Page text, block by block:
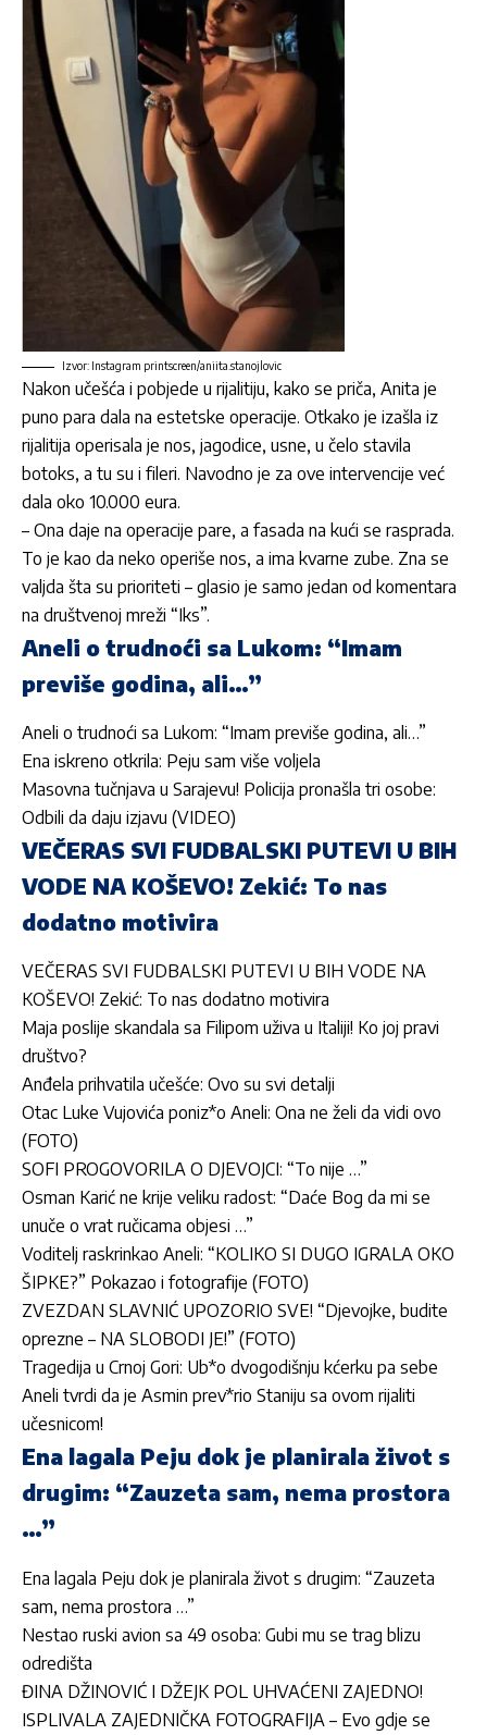
Izvor: Instagram printscreen/aniita.stanojlovic
Nakon učešća i pobjede u rijalitiju, kako se priča, Anita je
puno para dala na estetske operacije. Otkako je izašla iz
rijalitija operisala je nos, jagodice, usne, u čelo stavila
botoks, a tu su i fileri. Navodno je za ove intervencije već
dala oko 10.000 eura.
– Ona daje na operacije pare, a fasada na kući se rasprada.
To je kao da neko operiše nos, a ima kvarne zube. Zna se
valjda šta su prioriteti – glasio je samo jedan od komentara
na društvenoj mreži “Iks”.
Aneli o trudnoći sa Lukom: “Imam
previše godina, ali…”
Aneli o trudnoći sa Lukom: “Imam previše godina, ali…”
Ena iskreno otkrila: Peju sam više voljela
Masovna tučnjava u Sarajevu! Policija pronašla tri osobe:
Odbili da daju izjavu (VIDEO)
VEČERAS SVI FUDBALSKI PUTEVI U BIH
VODE NA KOŠEVO! Zekić: To nas
dodatno motivira
VEČERAS SVI FUDBALSKI PUTEVI U BIH VODE NA
KOŠEVO! Zekić: To nas dodatno motivira
Maja poslije skandala sa Filipom uživa u Italiji! Ko joj pravi
društvo?
Anđela prihvatila učešće: Ovo su svi detalji
Otac Luke Vujovića poniz*o Aneli: Ona ne želi da vidi ovo
(FOTO)
SOFI PROGOVORILA O DJEVOJCI: “To nije …”
Osman Karić ne krije veliku radost: “Daće Bog da mi se
unuče o vrat ručicama objesi …”
Voditelj raskrinkao Aneli: “KOLIKO SI DUGO IGRALA OKO
ŠIPKE?” Pokazao i fotografije (FOTO)
ZVEZDAN SLAVNIĆ UPOZORIO SVE! “Djevojke, budite
oprezne – NA SLOBODI JE!” (FOTO)
Tragedija u Crnoj Gori: Ub*o dvogodišnju kćerku pa sebe
Aneli tvrdi da je Asmin prev*rio Staniju sa ovom rijaliti
učesnicom!
Ena lagala Peju dok je planirala život s
drugim: “Zauzeta sam, nema prostora
…”
Ena lagala Peju dok je planirala život s drugim: “Zauzeta
sam, nema prostora …”
Nestao ruski avion sa 49 osoba: Gubi mu se trag blizu
odredišta
ĐINA DŽINOVIĆ I DŽEJK POL UHVAĆENI ZAJEDNO!
ISPLIVALA ZAJEDNIČKA FOTOGRAFIJA – Evo gdje se